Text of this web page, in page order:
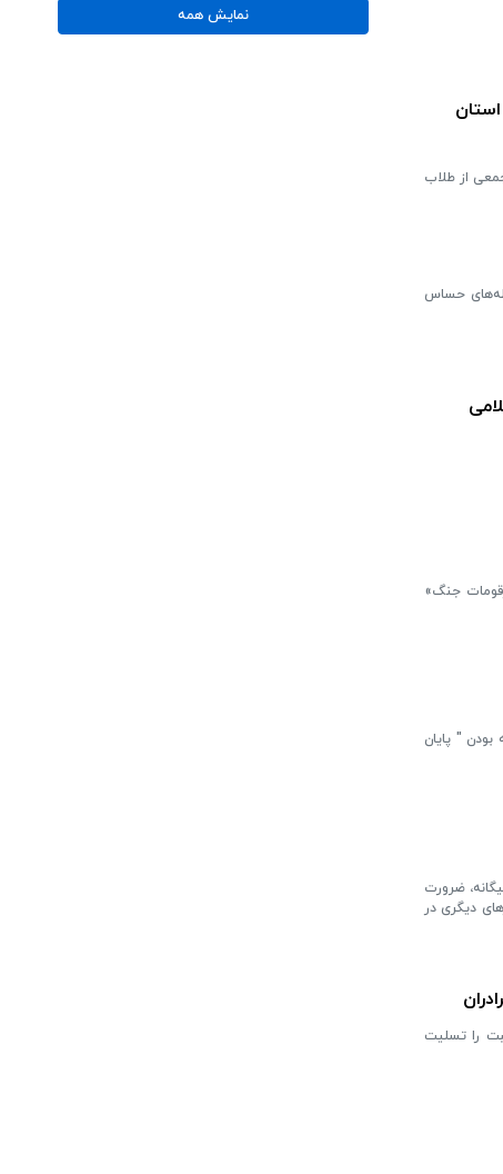
دیدار مدیرکل پژوهش‌های تحصیلی حوزه‌های خواهران با معاونان پژوهش و طلاب سطح ۳ و ۴ استان
از طلاب
حساس
جنگ»
" پایان
ضرورت
دیگری در
را تسلیت
نمایش همه